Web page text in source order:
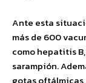
Ante esta
más de 600
como hepatitis
sarampión.
gotas